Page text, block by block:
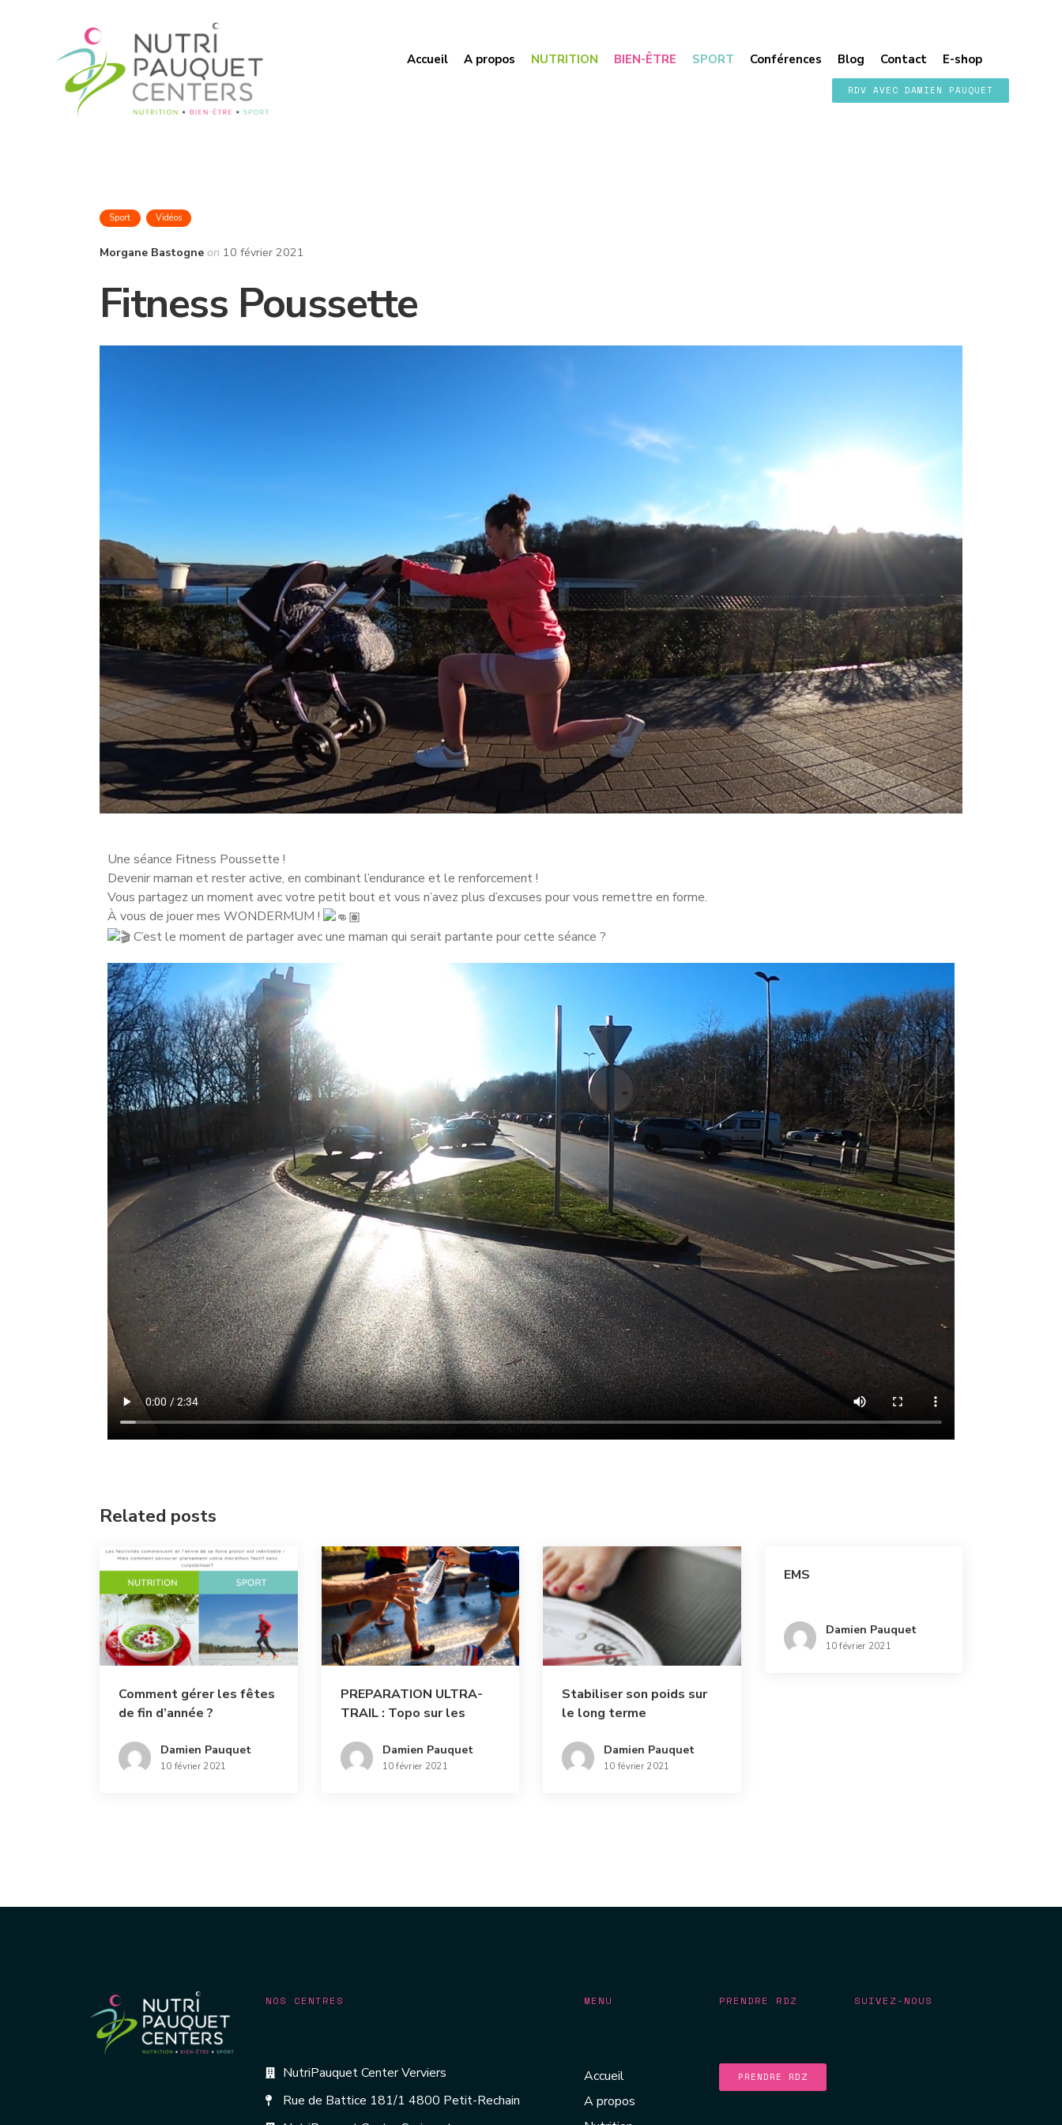
Accueil A propos NUTRITION BIEN-ÊTRE SPORT Conférences Blog Contact E-shop
RDV AVEC DAMIEN PAUQUET
Sport Vidéos
Morgane Bastogne on 10 février 2021
Fitness Poussette
Une séance Fitness Poussette !
Devenir maman et rester active, en combinant l’endurance et le renforcement !
Vous partagez un moment avec votre petit bout et vous n’avez plus d’excuses pour vous remettre en forme.
À vous de jouer mes WONDERMUM !
C’est le moment de partager avec une maman qui serait partante pour cette séance ?
Related posts
Comment gérer les fêtes
de fin d’année ?
Damien Pauquet
10 février 2021
PREPARATION ULTRA-
TRAIL : Topo sur les
Damien Pauquet
10 février 2021
Stabiliser son poids sur
le long terme
Damien Pauquet
10 février 2021
EMS
Damien Pauquet
10 février 2021
NOS CENTRES
NutriPauquet Center Verviers
Rue de Battice 181/1 4800 Petit-Rechain
MENU
Accueil
A propos
PRENDRE RDZ
PRENDRE RDZ
SUIVEZ-NOUS